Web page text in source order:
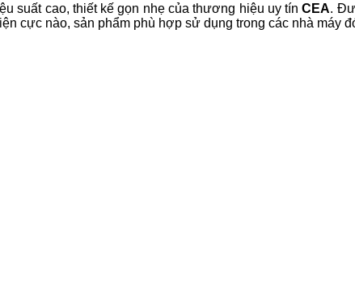
suất cao, thiết kế gọn nhẹ của thương hiệu uy tínCEA.
cực nào, sản phẩm phù hợp sử dụng trong các nhà máy